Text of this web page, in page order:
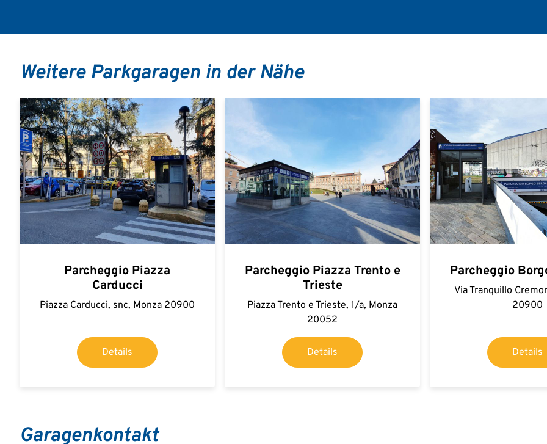
Weitere Parkgaragen in der Nähe
Parcheggio Piazza
Carducci
Piazza Carducci, snc, Monza 20900
Details
Parcheggio Piazza Trento e
Trieste
Piazza Trento e Trieste, 1/a, Monza
20052
Details
Parcheggio
Via Tranquillo
20900
Details
Garagenkontakt